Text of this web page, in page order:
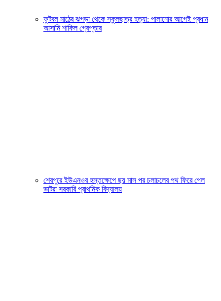
ফুটবল মাঠের ঝগড়া থেকে স্কুলছাত্র হত্যা: পালানোর আগেই প্রধান
আসামি শাকিল গ্রেপ্তার
শেরপুরে ইউএনওর হস্তক্ষেপে ছয় মাস পর চলাচলের পথ ফিরে পেল
ভাটরা সরকারি প্রাথমিক বিদ্যালয়